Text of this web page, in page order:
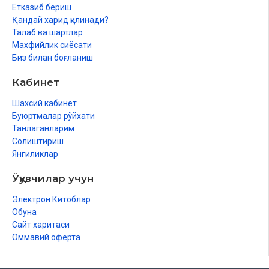
Ўн саккизинчи дарс
Ўн тўққизинчи дарс
Йигирманчи дарс
Йигирма биринчи дарс
Йигирма иккинчи дарс
Етказиб бериш
Қандай харид қилинади?
Талаб ва шартлар
Махфийлик сиёсати
Биз билан боғланиш
Кабинет
Шахсий кабинет
Буюртмалар рўйхати
Танлаганларим
Солиштириш
Янгиликлар
Ўқувчилар учун
Электрон Китоблар
Обуна
Сайт харитаси
Оммавий оферта